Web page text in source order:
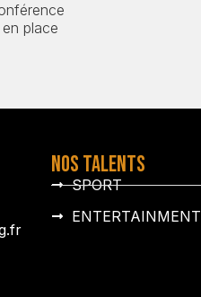
place
NOS TALENTS
SPORT
ENTERTAINMENT